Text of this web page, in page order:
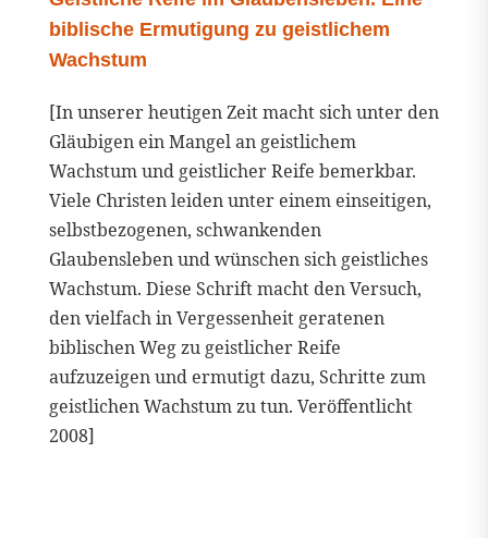
biblische Ermutigung zu geistlichem
Wachstum
[In unserer heutigen Zeit macht sich unter den
Gläubigen ein Mangel an geistlichem
Wachstum und geistlicher Reife bemerkbar.
Viele Christen leiden unter einem einseitigen,
selbstbezogenen, schwankenden
Glaubensleben und wünschen sich geistliches
Wachstum. Diese Schrift macht den Versuch,
den vielfach in Vergessenheit geratenen
biblischen Weg zu geistlicher Reife
aufzuzeigen und ermutigt dazu, Schritte zum
geistlichen Wachstum zu tun. Veröffentlicht
2008]